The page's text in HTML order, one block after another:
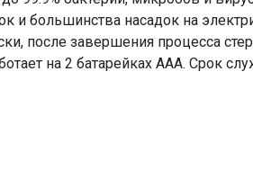
и большинства насадок на
после завершения процесса
на 2 батарейках ААА. Срок